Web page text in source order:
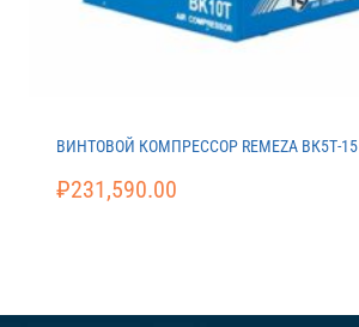
ВИНТОВОЙ КОМПРЕССОР REMEZA ВК5Т-15
₽231,590.00